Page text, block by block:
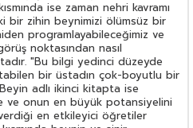
ise zaman nehri kavramı
bir zihin beynimizi ölümsüz bir
programlayabileceğimiz ve
noktasından nasıl
"Bu bilgi yedinci düzeyde
bir üstadın çok-boyutlu bir
adlı ikinci kitapta ise
ve onun en büyük potansiyelini
en etkileyici öğretiler